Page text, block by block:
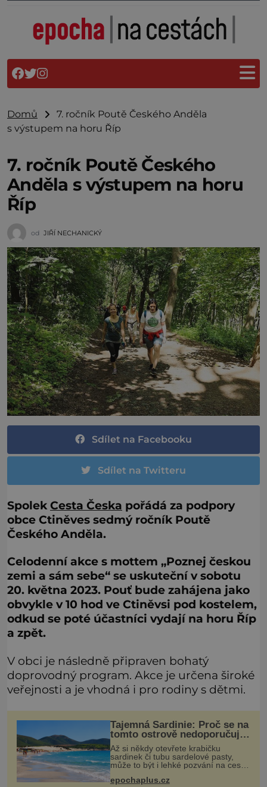
Domů
7. ročník Poutě Českého Anděla
s výstupem na horu Říp
7. ročník Poutě Českého
Anděla s výstupem na horu
Říp
od JIŘÍ NECHANICKÝ
Sdílet na Facebooku
Sdílet na Twitteru
SpolekCesta Česka pořádá za podpory
obce Ctiněves sedmý ročník Poutě
Českého Anděla.
Celodenní akce s mottem „Poznej českou
zemi a sám sebe“ se uskuteční v sobotu
20. května 2023. Pouť bude zahájena jako
obvykle v 10 hod ve Ctiněvsi pod kostelem,
odkud se poté účastníci vydají na horu Říp
a zpět.
V obci je následně připraven bohatý
doprovodný program. Akce je určena široké
veřejnosti a je vhodná i pro rodiny s dětmi.
Tajemná Sardinie: Proč se na
tomto ostrově nedoporučuje
pytlovat „mořské
brambory“?
Až si někdy otevřete krabičku
sardinek či tubu sardelové pasty,
může to být i lehké pozvání na cestu
do srdce Středozemního moře, na
ostrov hrdých Sardů. Věděli jste, že
epochaplus.cz